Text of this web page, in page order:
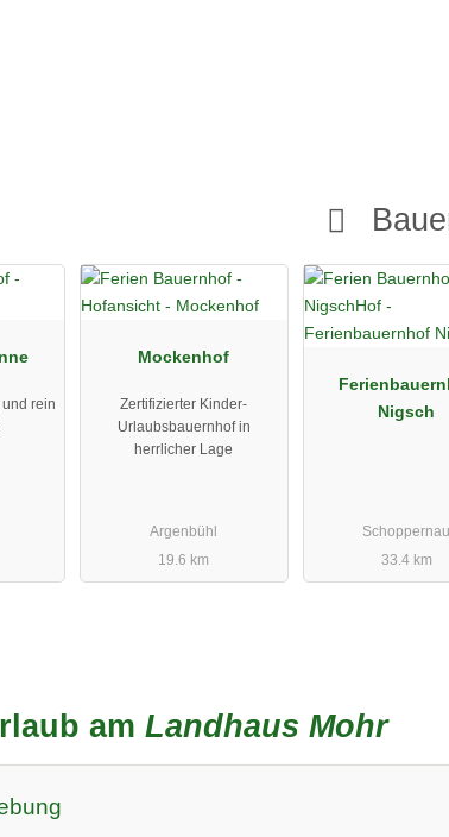
rein
Mockenhof
Zertifizierter Kinder-
Urlaubsbauernhof in
herrlicher Lage
Argenbühl
19.6 km
Nigsch
Schoppernau
33.4 km
amLandhaus Mohr